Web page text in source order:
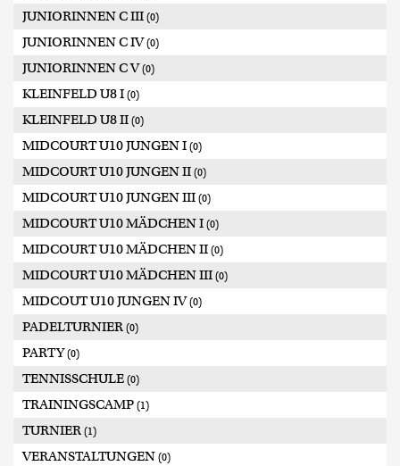
JUNIORINNEN C III (0)
JUNIORINNEN C IV(0)
JUNIORINNEN C V(0)
KLEINFELD U8 I (0)
KLEINFELD U8 II (0)
MIDCOURT U10 JUNGEN I (0)
MIDCOURT U10 JUNGEN II (0)
MIDCOURT U10 JUNGEN III (0)
MIDCOURT U10 MÄDCHEN I (0)
MIDCOURT U10 MÄDCHEN II (0)
MIDCOURT U10 MÄDCHEN III (0)
MIDCOUT U10 JUNGEN IV(0)
PADELTURNIER (0)
PARTY(0)
TENNISSCHULE (0)
TRAININGSCAMP (1)
TURNIER (1)
VERANSTALTUNGEN (0)